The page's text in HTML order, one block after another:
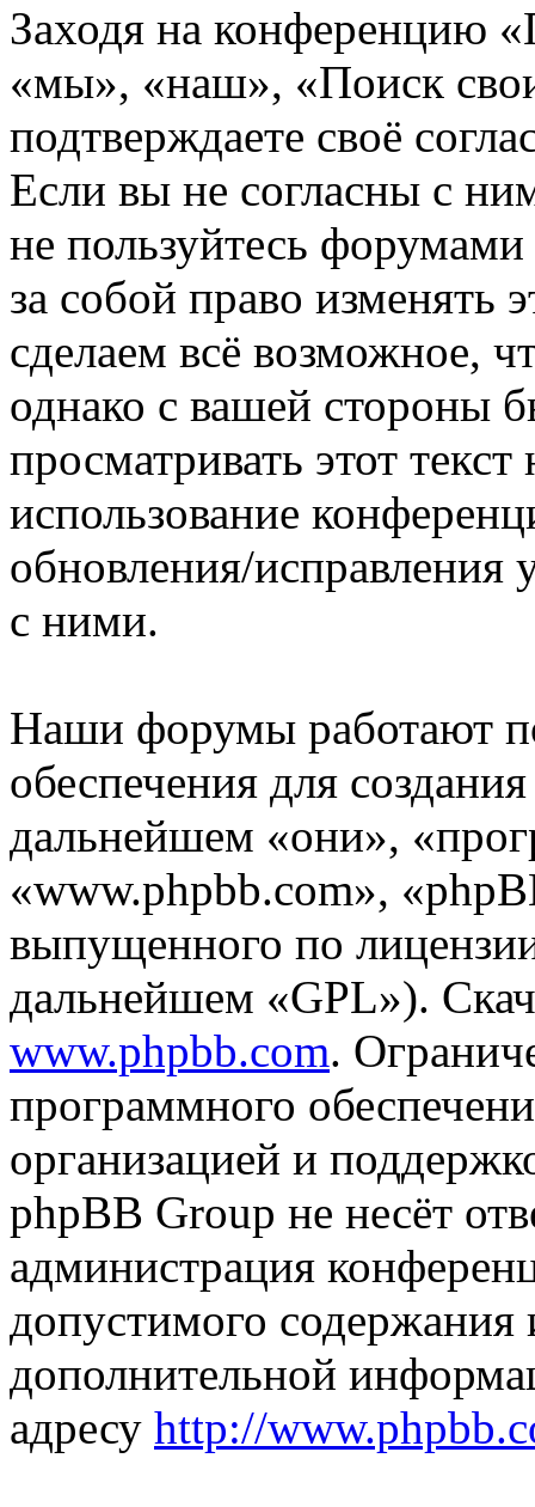
Заходя на конференцию
«мы», «наш», «Поиск
подтверждаете своё
Если вы не согласны с
не пользуйтесь
за собой право изменять
сделаем всё возможное,
однако с вашей стороны
просматривать этот
использование
обновления/исправления
с ними.
Наши форумы работают
обеспечения для
дальнейшем «они»,
«www.phpbb.com»,
выпущенного по
дальнейшем «GPL»).
www.phpbb.com.
программного
организацией и
phpBB Group не несёт
администрация
допустимого
дополнительной
адресу http://